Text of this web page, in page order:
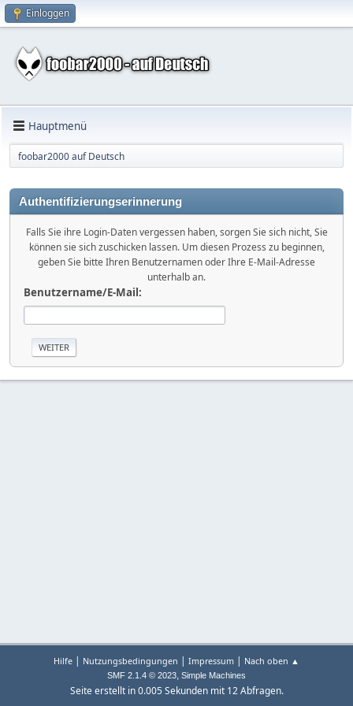
Einloggen
Hauptmenü
foobar2000 auf Deutsch
Authentifizierungserinnerung
Falls Sie ihre Login-Daten vergessen haben, sorgen Sie sich nicht, Sie
können sie sich zuschicken lassen. Um diesen Prozess zu beginnen,
geben Sie bitte Ihren Benutzernamen oder Ihre E-Mail-Adresse
unterhalb an.
Benutzername/E-Mail:
Hilfe | Nutzungsbedingungen | Impressum | Nach oben ▲
SMF 2.1.4 © 2023, Simple Machines
Seite erstellt in 0.005 Sekunden mit 12 Abfragen.